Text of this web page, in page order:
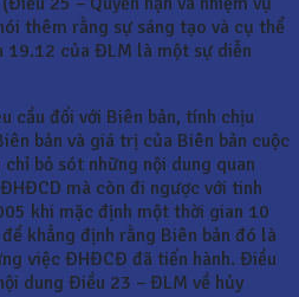
thêm rằng sự sáng tạo và cụ thể
19.12 của ĐLM là một sự diễn
cầu đối với Biên bản, tính chịu
bản và giá trị của Biên bản cuộc
bỏ sót những nội dung quan
mà còn đi ngược với tinh
khi mặc định một thời gian 10
khẳng định rằng Biên bản đó là
việc ĐHĐCĐ đã tiến hành. Điều
dung Điều 23 – ĐLM về hủy